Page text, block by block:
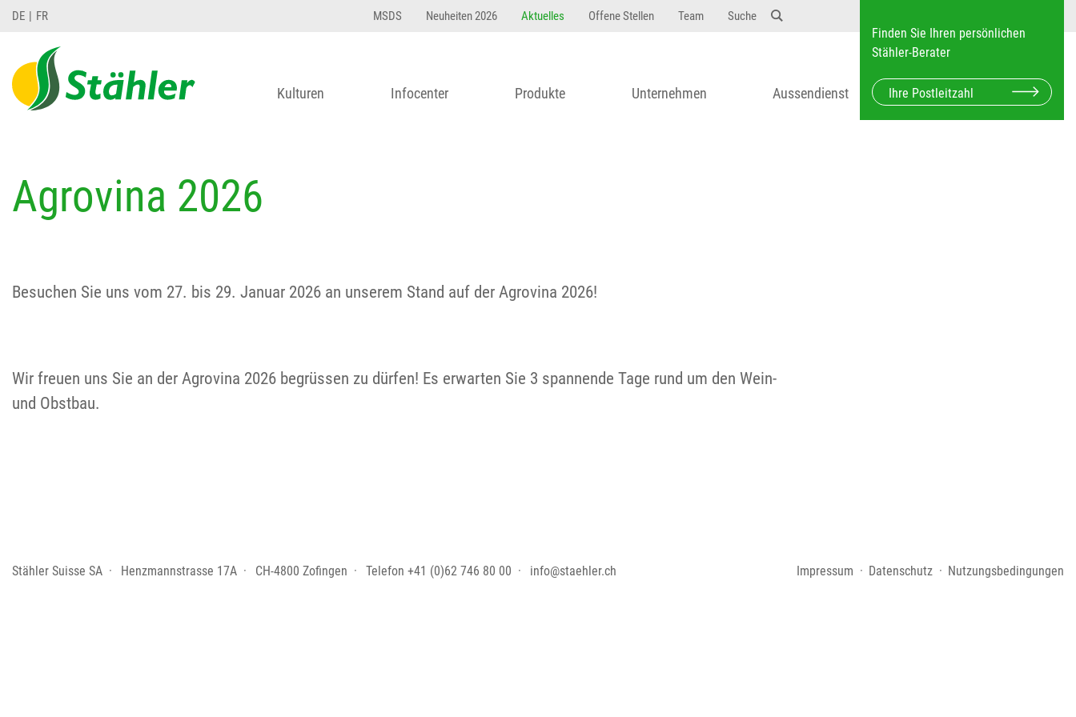
DE FR MSDS Neuheiten 2026 Aktuelles Offene Stellen Team Suche
Finden Sie Ihren persönlichen
Stähler-Berater
Kulturen Infocenter Produkte Unternehmen Aussendienst
Agrovina 2026
Besuchen Sie uns vom 27. bis 29. Januar 2026 an unserem Stand auf der Agrovina 2026!
Wir freuen uns Sie an der Agrovina 2026 begrüssen zu dürfen! Es erwarten Sie 3 spannende Tage rund um den Wein-
und Obstbau.
Stähler Suisse SA Henzmannstrasse 17A CH-4800 Zofingen Telefon +41 (0)62 746 80 00 info@staehler.ch Impressum Datenschutz Nutzungsbedingungen